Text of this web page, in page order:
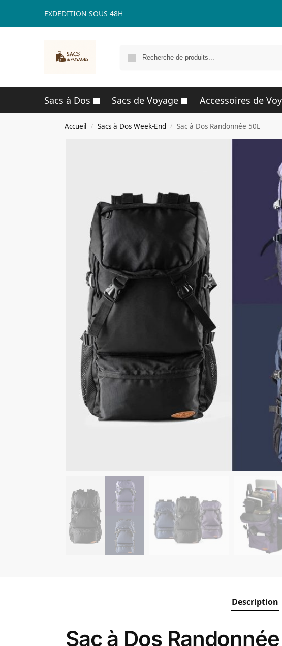
EXDEDITION SOUS 48H
Sacs à Dos Sacs de Voyage Accessoires de
Accueil / Sacs à Dos Week-End / Sac à Dos Randonnée 50L
Description
Sac à Dos